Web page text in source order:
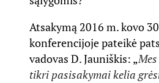
Atsakymą 2016 m. kovo
konferencijoje pateikė
vadovas D. Jauniškis: „
tikri pasisakymai kelia